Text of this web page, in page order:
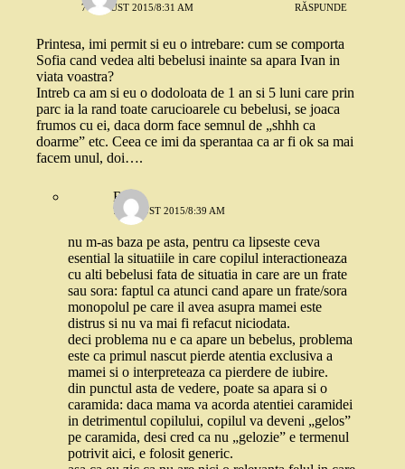
7 AUGUST 2015/8:31 AM RĂSPUNDE
Printesa, imi permit si eu o intrebare: cum se comporta
Sofia cand vedea alti bebelusi inainte sa apara Ivan in
viata voastra?
Intreb ca am si eu o dodoloata de 1 an si 5 luni care prin
parc ia la rand toate carucioarele cu bebelusi, se joaca
frumos cu ei, daca dorm face semnul de „shhh ca
doarme” etc. Ceea ce imi da sperantaa ca ar fi ok sa mai
facem unul, doi….
Robo
7 AUGUST 2015/8:39 AM
nu m-as baza pe asta, pentru ca lipseste ceva
esential la situatiile in care copilul interactioneaza
cu alti bebelusi fata de situatia in care are un frate
sau sora: faptul ca atunci cand apare un frate/sora
monopolul pe care il avea asupra mamei este
distrus si nu va mai fi refacut niciodata.
deci problema nu e ca apare un bebelus, problema
este ca primul nascut pierde atentia exclusiva a
mamei si o interpreteaza ca pierdere de iubire.
din punctul asta de vedere, poate sa apara si o
caramida: daca mama va acorda atentiei caramidei
in detrimentul copilului, copilul va deveni „gelos”
pe caramida, desi cred ca nu „gelozie” e termenul
potrivit aici, e folosit generic.